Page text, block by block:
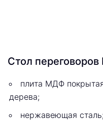
Стол переговоров
плита МДФ
дерева;
нержавеющая сталь;